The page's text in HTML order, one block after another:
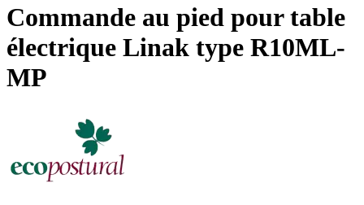
Commande au pied pour table
électrique Linak type R10ML-
MP